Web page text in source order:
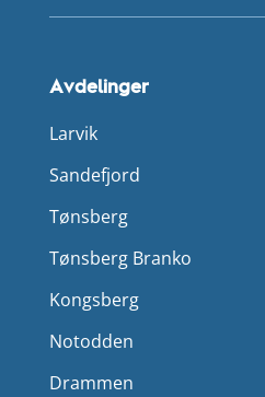
Avdelinger
Larvik
Sandefjord
Tønsberg
Tønsberg Branko
Kongsberg
Notodden
Drammen